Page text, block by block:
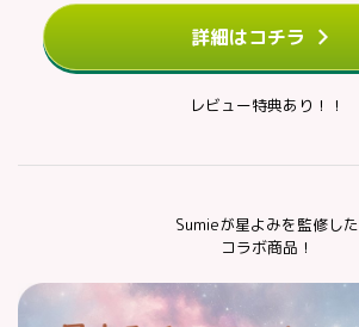
詳細はコチラ
レビュー特典あり！！
Sumieが星よみを監修した
コラボ商品！